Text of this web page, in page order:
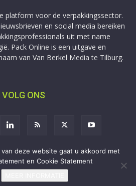
platform voor de verpakkingssector.
en social media bereiken
uit met name
Pack Online is een uitgave en
van Van Berkel Media te Tilburg.
VOLG ONS
Privacy Contact
2026 Van Berkel Media
deze website gaat u akkoord met
en Cookie Statement